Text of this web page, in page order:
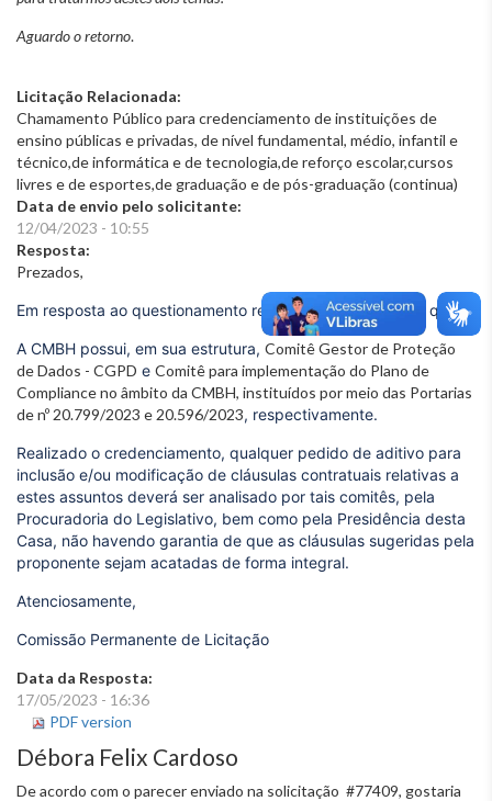
Aguardo o retorno.
Licitação Relacionada:
Chamamento Público para credenciamento de instituições de
ensino públicas e privadas, de nível fundamental, médio, infantil e
técnico,de informática e de tecnologia,de reforço escolar,cursos
livres e de esportes,de graduação e de pós-graduação (continua)
Data de envio pelo solicitante:
12/04/2023 - 10:55
Resposta:
Prezados,
Em resposta ao questionamento realizado, esclarecemos que,
A CMBH possui, em sua estrutura, Comitê Gestor de Proteção
de Dados - CGPD e Comitê para implementação do Plano de
Compliance no âmbito da CMBH, instituídos por meio das Portarias
de nº 20.799/2023 e 20.596/2023, respectivamente.
Realizado o credenciamento, qualquer pedido de aditivo para
inclusão e/ou modificação de cláusulas contratuais relativas a
estes assuntos deverá ser analisado por tais comitês, pela
Procuradoria do Legislativo, bem como pela Presidência desta
Casa, não havendo garantia de que as cláusulas sugeridas pela
proponente sejam acatadas de forma integral.
Atenciosamente,
Comissão Permanente de Licitação
Data da Resposta:
17/05/2023 - 16:36
PDF version
Débora Felix Cardoso
De acordo com o parecer enviado na solicitação #77409, gostaria